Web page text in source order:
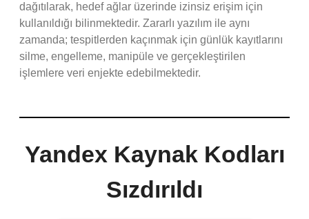
dağıtılarak, hedef ağlar üzerinde izinsiz erişim için
kullanıldığı bilinmektedir. Zararlı yazılım ile aynı
zamanda; tespitlerden kaçınmak için günlük kayıtlarını
silme, engelleme, manipüle ve gerçekleştirilen
işlemlere veri enjekte edebilmektedir.
Yandex Kaynak Kodları
Sızdırıldı